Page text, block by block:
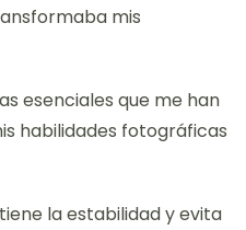
mis
esenciales que me han
habilidades fotográficas
la estabilidad y evita